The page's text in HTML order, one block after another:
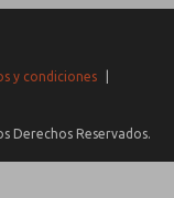
y condiciones
Derechos Reservados.